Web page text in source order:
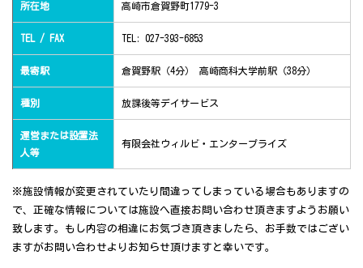
所在地 高崎市倉賀野町1779-3
TEL / FAX TEL: 027-393-6853
最寄駅 倉賀野駅（4分） 高崎商科大学前駅（38分）
種別 放課後等デイサービス
運営または設置法
人等
有限会社ウィルビ・エンタープライズ
※施設情報が変更されていたり間違ってしまっている場合もありますの
で、正確な情報については施設へ直接お問い合わせ頂きますようお願い
致します。もし内容の相違にお気づき頂きましたら、お手数ではござい
ますがお問い合わせよりお知らせ頂けますと幸いです。